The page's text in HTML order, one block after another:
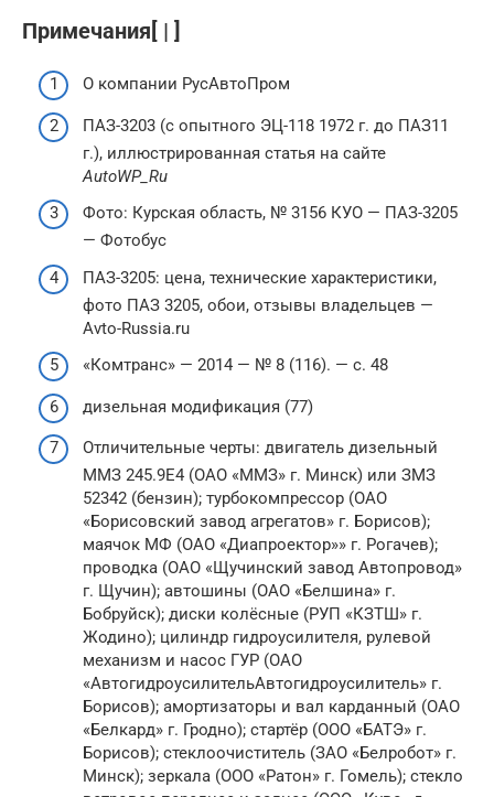
Примечания[ | ]
О компании РусАвтоПром
ПАЗ-3203 (с опытного ЭЦ-118 1972 г. до ПАЗ11
г.), иллюстрированная статья на сайте
AutoWP_Ru
Фото: Курская область, № 3156 КУО — ПАЗ-3205
— Фотобус
ПАЗ-3205: цена, технические характеристики,
фото ПАЗ 3205, обои, отзывы владельцев —
Avto-Russia.ru
«Комтранс» — 2014 — № 8 (116). — с. 48
дизельная модификация (77)
Отличительные черты: двигатель дизельный
ММЗ 245.9Е4 (ОАО «ММЗ» г. Минск) или ЗМЗ
52342 (бензин); турбокомпрессор (ОАО
«Борисовский завод агрегатов» г. Борисов);
маячок МФ (ОАО «Диапроектор»» г. Рогачев);
проводка (ОАО «Щучинский завод Автопровод»
г. Щучин); автошины (ОАО «Белшина» г.
Бобруйск); диски колёсные (РУП «КЗТШ» г.
Жодино); цилиндр гидроусилителя, рулевой
механизм и насос ГУР (ОАО
«АвтогидроусилительАвтогидроусилитель» г.
Борисов); амортизаторы и вал карданный (ОАО
«Белкард» г. Гродно); стартёр (ООО «БАТЭ» г.
Борисов); cтеклоочиститель (ЗАО «Белробот» г.
Минск); зеркала (ООО «Ратон» г. Гомель); стекло